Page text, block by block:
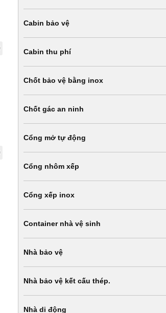
Cabin bảo vệ
Cabin thu phí
Chốt bảo vệ bằng inox
Chốt gác an ninh
Cổng mở tự động
Cổng nhôm xếp
Cổng xếp inox
Container nhà vệ sinh
Nhà bảo vệ
Nhà bảo vệ kết cấu thép.
Nhà di động